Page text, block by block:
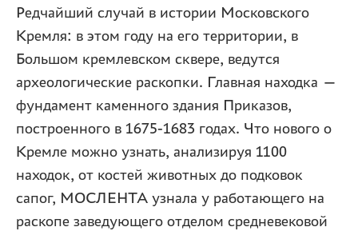
Редчайший случай в истории Московского
Кремля: в этом году на его территории, в
Большом кремлевском сквере, ведутся
археологические раскопки. Главная находка —
фундамент каменного здания Приказов,
построенного в 1675-1683 годах. Что нового о
Кремле можно узнать, анализируя 1100
находок, от костей животных до подковок
сапог, МОСЛЕНТА узнала у работающего на
раскопе заведующего отделом средневековой